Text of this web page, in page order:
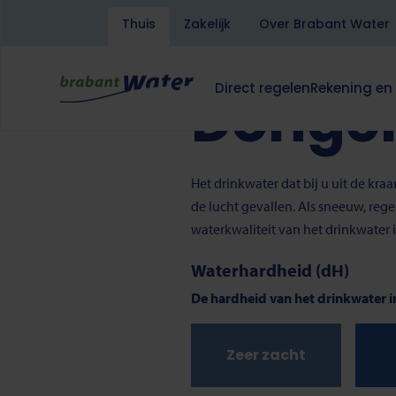
Hoofdnavigatie Direct regelen
Dit
deze
open
of
dicht.
Rekening
Dit
deze
subnavigatie
open
of
dicht.
Thuis Zakelijk Over Brabant Water
Kruimelpad
Home Drinkwater
Het drinkwater dat bij u uit de
de lucht gevallen. Als sneeuw,
waterkwaliteit van het drinkwater
Waterhardheid (dH)
De hardheid van het drinkwater
Zeer zacht